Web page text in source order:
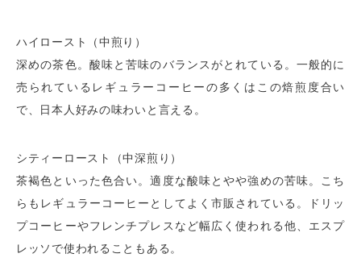
ハイロースト（中煎り）
深めの茶色。酸味と苦味のバランスがとれている。一般的に
売られているレギュラーコーヒーの多くはこの焙煎度合い
で、日本人好みの味わいと言える。
シティーロースト（中深煎り）
茶褐色といった色合い。適度な酸味とやや強めの苦味。こち
らもレギュラーコーヒーとしてよく市販されている。ドリッ
プコーヒーやフレンチプレスなど幅広く使われる他、エスプ
レッソで使われることもある。